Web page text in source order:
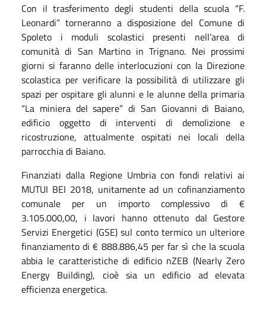
Con il trasferimento degli studenti della scuola “F.
Leonardi” torneranno a disposizione del Comune di
Spoleto i moduli scolastici presenti nell’area di
comunità di San Martino in Trignano. Nei prossimi
giorni si faranno delle interlocuzioni con la Direzione
scolastica per verificare la possibilità di utilizzare gli
spazi per ospitare gli alunni e le alunne della primaria
“La miniera del sapere” di San Giovanni di Baiano,
edificio oggetto di interventi di demolizione e
ricostruzione, attualmente ospitati nei locali della
parrocchia di Baiano.
Finanziati dalla Regione Umbria con fondi relativi ai
MUTUI BEI 2018, unitamente ad un cofinanziamento
comunale per un importo complessivo di €
3.105.000,00, i lavori hanno ottenuto dal Gestore
Servizi Energetici (GSE) sul conto termico un ulteriore
finanziamento di € 888.886,45 per far sì che la scuola
abbia le caratteristiche di edificio nZEB (Nearly Zero
Energy Building), cioè sia un edificio ad elevata
efficienza energetica.